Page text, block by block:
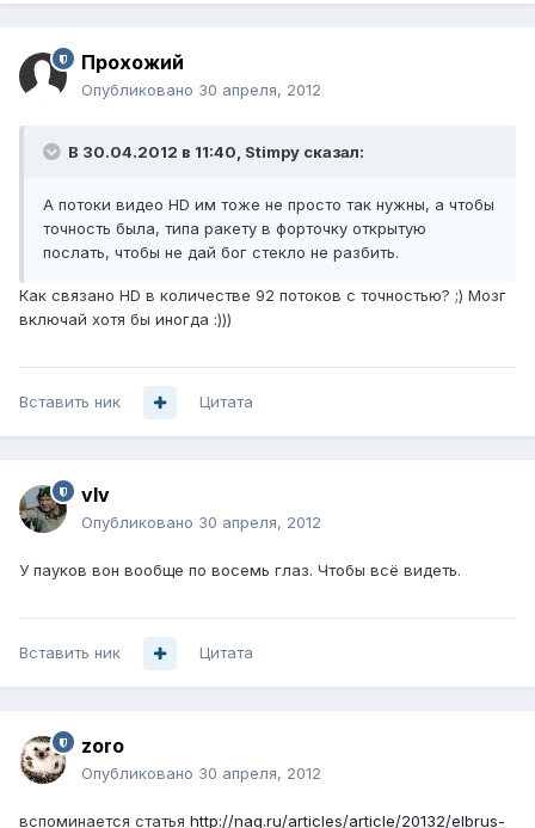
Прохожий
Опубликовано 30 апреля, 2012
В 30.04.2012 в 11:40, Stimpy сказал:
А потоки видео HD им тоже не просто так нужны, а чтобы
точность была, типа ракету в форточку открытую
послать, чтобы не дай бог стекло не разбить.
Как связано HD в количестве 92 потоков c точностью? ;) Мозг
включай хотя бы иногда :)))
Вставить ник Цитата
vIv
Опубликовано 30 апреля, 2012
У пауков вон вообще по восемь глаз. Чтобы всё видеть.
Вставить ник Цитата
zoro
Опубликовано 30 апреля, 2012
вспоминается статья http://nag.ru/articles/article/20132/elbrus-